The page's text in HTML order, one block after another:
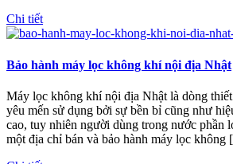
Chi tiết
Bảo hành máy lọc không khí nội địa Nhật
Máy lọc không khí nội địa Nhật là dòng
yêu mến sử dụng bởi sự bền bỉ cũng như
cao, tuy nhiên người dùng trong nước phần
một địa chỉ bán và bảo hành máy lọc